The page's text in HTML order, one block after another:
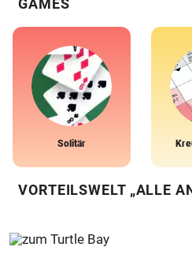
Solitär
VORTEILSWELT „ALLE